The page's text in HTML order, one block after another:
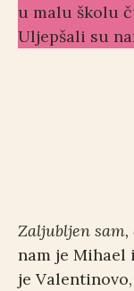
u malu školu
Uljepšali su
Zaljubljen sam,
nam je Mihael
je